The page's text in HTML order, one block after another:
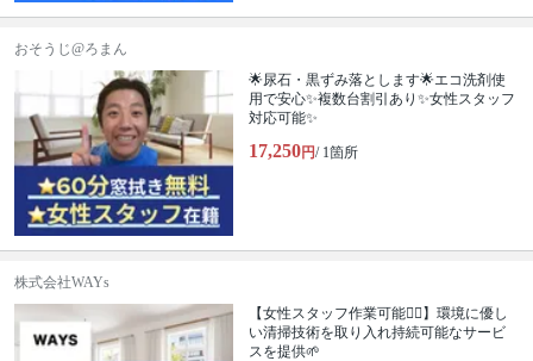
おそうじ@ろまん
🌟尿石・黒ずみ落とします🌟エコ洗剤使
用で安心✨複数台割引あり✨女性スタッフ
対応可能✨
17,250円/ 1箇所
株式会社WAYs
【女性スタッフ作業可能🙆‍♀️】環境に優し
い清掃技術を取り入れ持続可能なサービ
スを提供🌱